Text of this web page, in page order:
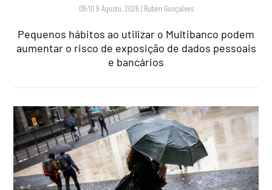
09:10 9 Agosto, 2026 | Rubén Gonçalves
Pequenos hábitos ao utilizar o Multibanco podem
aumentar o risco de exposição de dados pessoais
e bancários